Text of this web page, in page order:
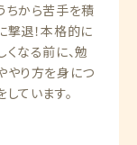
ちから苦手を積
撃退！本格的に
なる前に、勉
やり方を身につ
ています。